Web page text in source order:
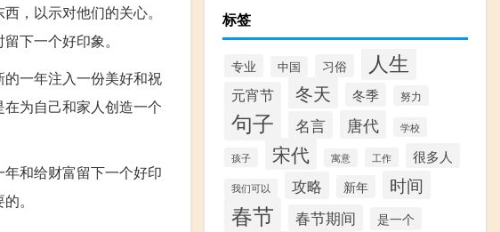
，以示对他们的关心。
下一个好印象。
一年注入一份美好和祝
为自己和家人创造一个
和给财富留下一个好印
。
标签
专业 中国 习俗 人生
元宵节 冬天 冬季 努力
句子 名言 唐代 学校
孩子 宋代 寓意 工作 很多人
我们可以 攻略 新年 时间
春节 春节期间 是一个